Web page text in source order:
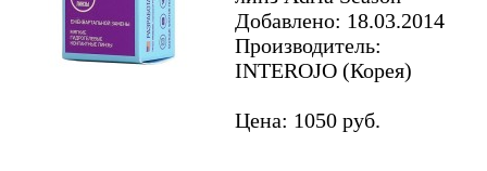
Добавлено: 18.03.2014
Производитель:
INTEROJO (Корея)
Цена: 1050 руб.